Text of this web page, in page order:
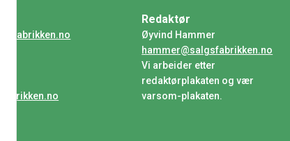
Redaktør
Øyvind Hammer
hammer@salgsfabrikken.no
Vi arbeider etter
redaktørplakaten og vær
varsom-plakaten.